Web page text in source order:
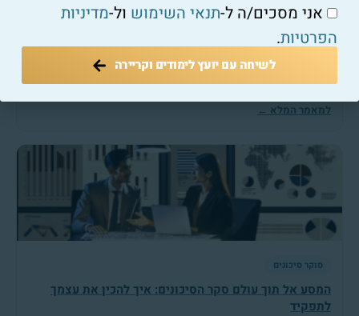
סוקר סיכונים
הכוח שבניתוח סיכונים: איך להתכונן למחר
למאמר המלא ←
סוקר סיכונים
המסע אל תוך עולם סקר הסיכונים: איך להכין את עצמך
לתפקיד
אני מסכים/ה ל-תנאי השימוש ול-מדיניות
הפרטיות.
לשיחה עם יועץ לימודים וקריירה